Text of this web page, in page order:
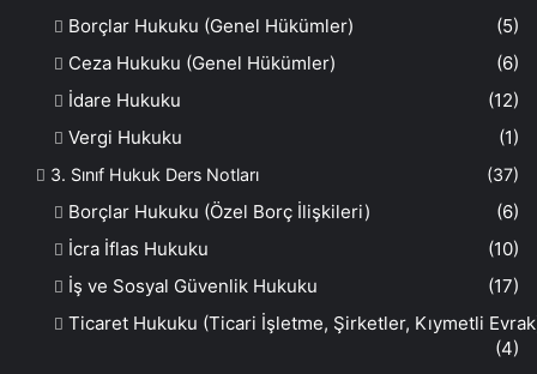
Borçlar Hukuku (Genel Hükümler)
(5)
Ceza Hukuku (Genel Hükümler)
(6)
İdare Hukuku
(12)
Vergi Hukuku
(1)
3. Sınıf Hukuk Ders Notları (37)
Borçlar Hukuku (Özel Borç İlişkileri)
(6)
İcra İflas Hukuku
(10)
İş ve Sosyal Güvenlik Hukuku
(17)
Ticaret Hukuku (Ticari İşletme, Şirketler, Kıymetli
(4)